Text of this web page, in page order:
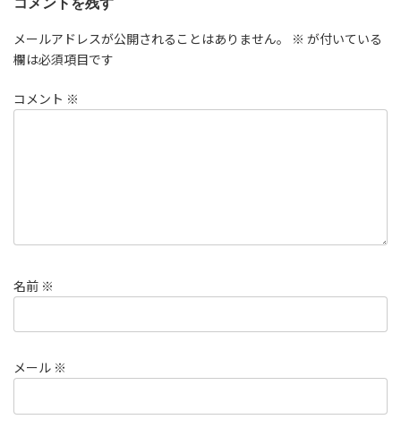
メールアドレスが公開されることはありません。 ※ が付いている
欄は必須項目です
コメント ※
名前 ※
メール ※